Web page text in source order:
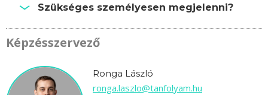
Szükséges személyesen megjelenni?
Képzésszervező
Ronga László
ronga.laszlo@tanfolyam.hu